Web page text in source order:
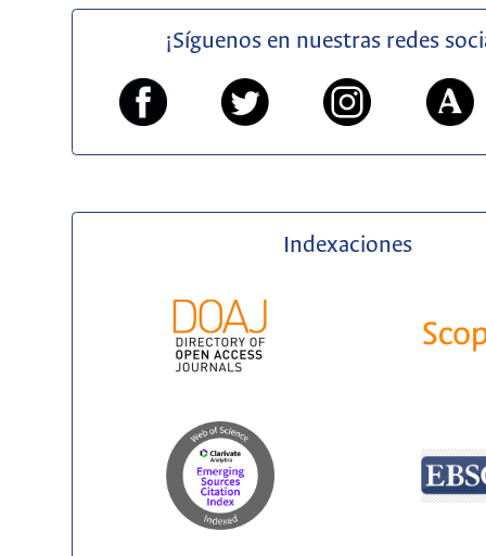
¡Síguenos en nuestras redes
Indexaciones